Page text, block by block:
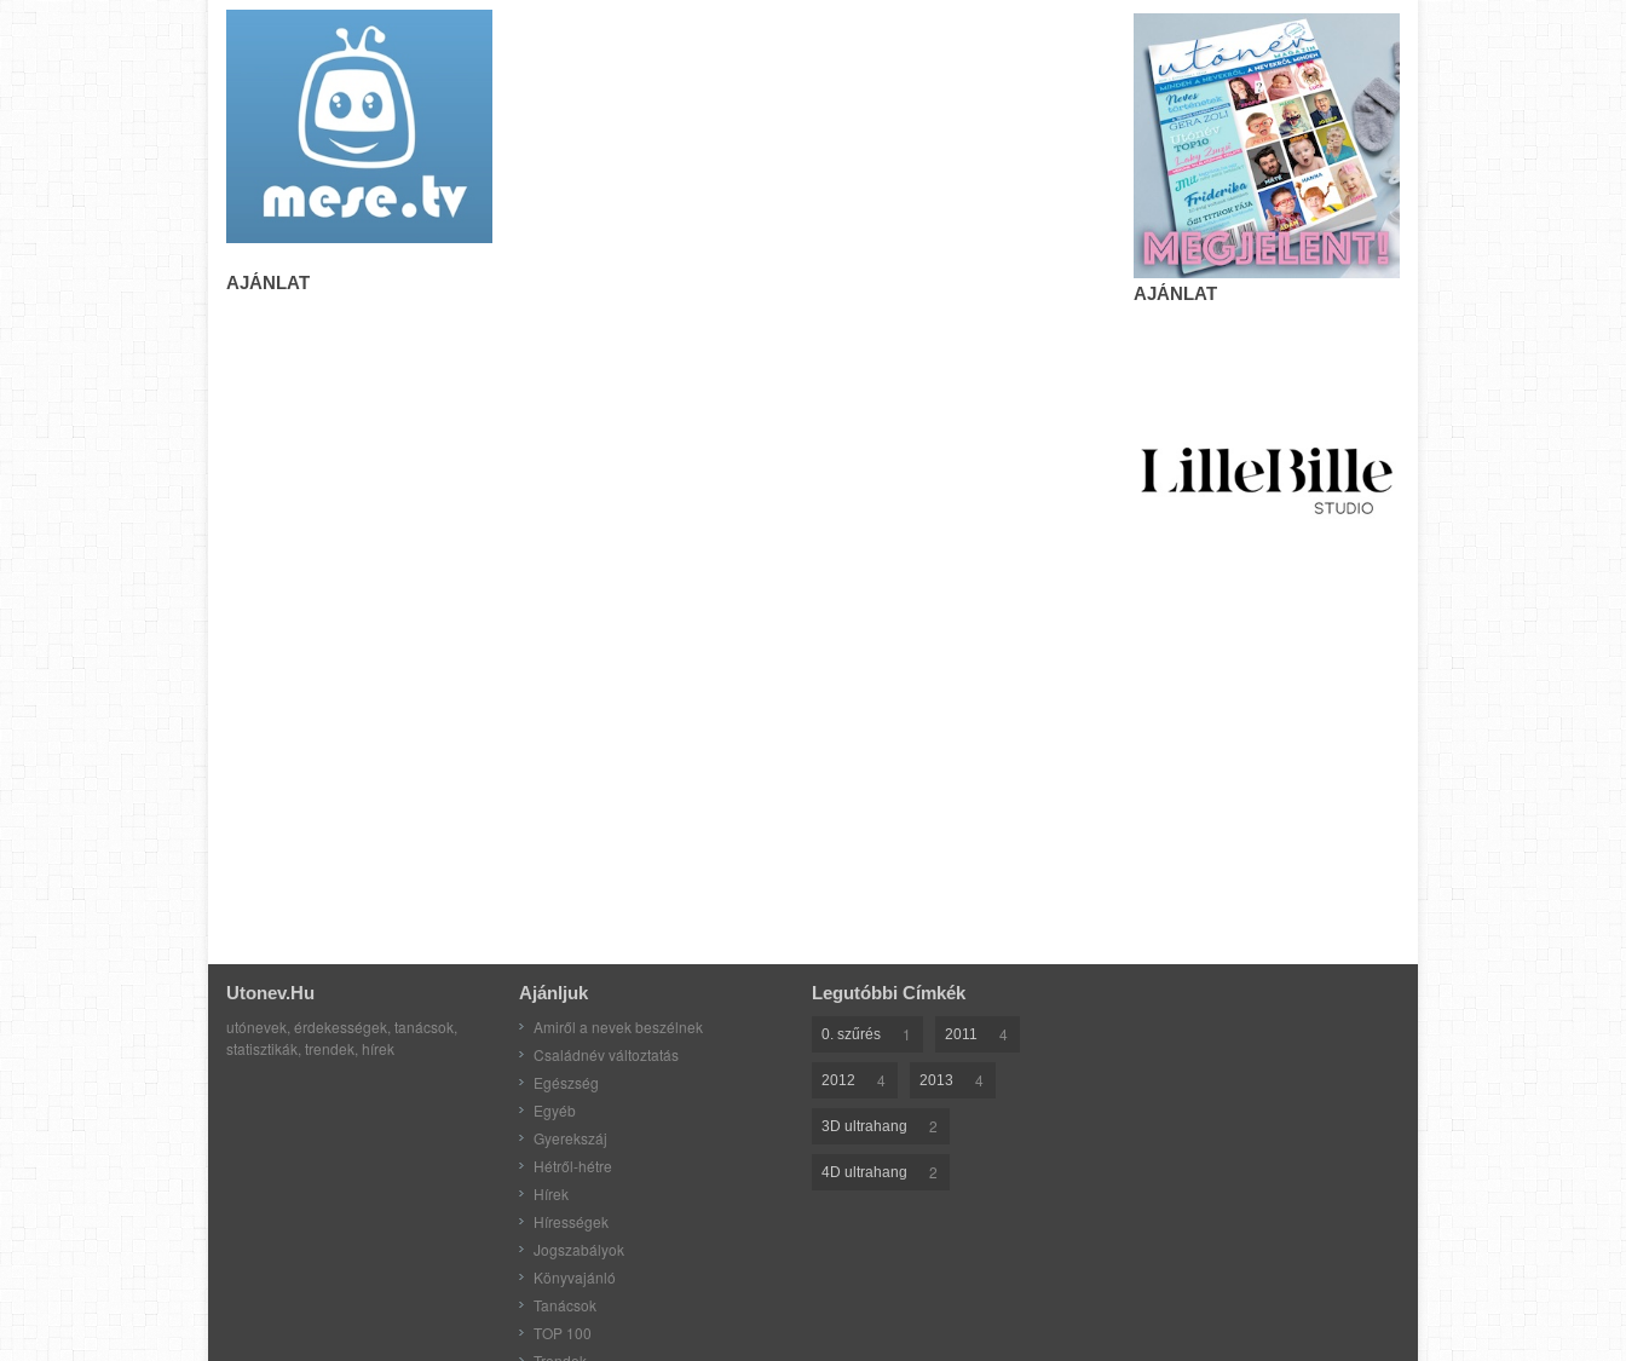
AJÁNLAT
AJÁNLAT
Utonev.hu
utónevek, érdekességek, tanácsok,
statisztikák, trendek, hírek
Ajánljuk
Amiről a nevek beszélnek
Családnév változtatás
Egészség
Egyéb
Gyerekszáj
Hétről-hétre
Hírek
Hírességek
Jogszabályok
Könyvajánló
Tanácsok
TOP 100
Legutóbbi Címkék
0. szűrés 1 2011 4
2012 4 2013 4
3D ultrahang 2
4D ultrahang 2